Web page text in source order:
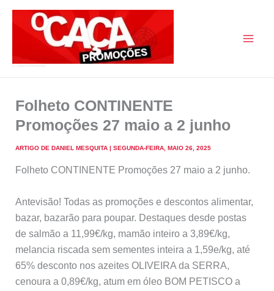
Folheto CONTINENTE
Promoções 27 maio a 2 junho
ARTIGO DE DANIEL MESQUITA | SEGUNDA-FEIRA, MAIO 26, 2025
Folheto CONTINENTE Promoções 27 maio a 2 junho.
Antevisão! Todas as promoções e descontos alimentar,
bazar, bazarão para poupar. Destaques desde postas
de salmão a 11,99€/kg, mamão inteiro a 3,89€/kg,
melancia riscada sem sementes inteira a 1,59e/kg, até
65% desconto nos azeites OLIVEIRA da SERRA,
cenoura a 0,89€/kg, atum em óleo BOM PETISCO a